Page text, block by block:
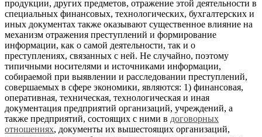
продукции, других предметов, отражение этой деятельности в
специальных финансовых, технологических, бухгалтерских и
иных документах также оказывают существенное влияние на
механизм отражения преступлений и формирование
информации, как о самой деятельности, так и о
преступлениях, связанных с ней. Не случайно, поэтому
типичными носителями и источниками информации,
собираемой при выявлении и расследовании преступлений,
совершаемых в сфере экономики, являются: 1) финансовая,
оперативная, техническая, технологическая и иная
документация предприятий организаций, учреждений, а
также предприятий, состоящих с ними в договорных
отношениях, документы их вышестоящих организаций,